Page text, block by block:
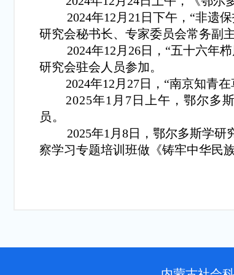
2024年12月21日下午，“非遗
研究会秘书长、专家委员会常务副
2024年12月26日，“五十六年
研究会驻会人员参加。
2024年12月27日，“南京知青
2025年1月7日上午，鄂尔多
员。
2025年1月8日，鄂尔多斯学
察学习专题培训班做《铸牢中华民